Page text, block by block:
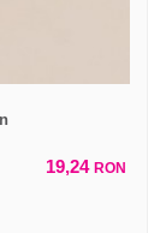
19,24 RON